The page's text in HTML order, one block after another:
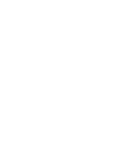
sono
delle